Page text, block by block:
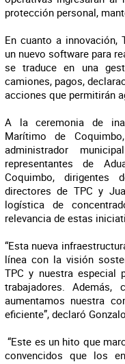
protección personal,
En cuanto a innovación,
un nuevo software para
se traduce en una
camiones, pagos,
acciones que permitirán
A la ceremonia de
Marítimo de
administrador
representantes de
Coquimbo, dirigentes
directores de TPC y
logística de
relevancia de estas
“Esta nueva
línea con la visión
TPC y nuestra especial
trabajadores.
aumentamos nuestra
eficiente”, declaró
“Este es un hito que
convencidos que los